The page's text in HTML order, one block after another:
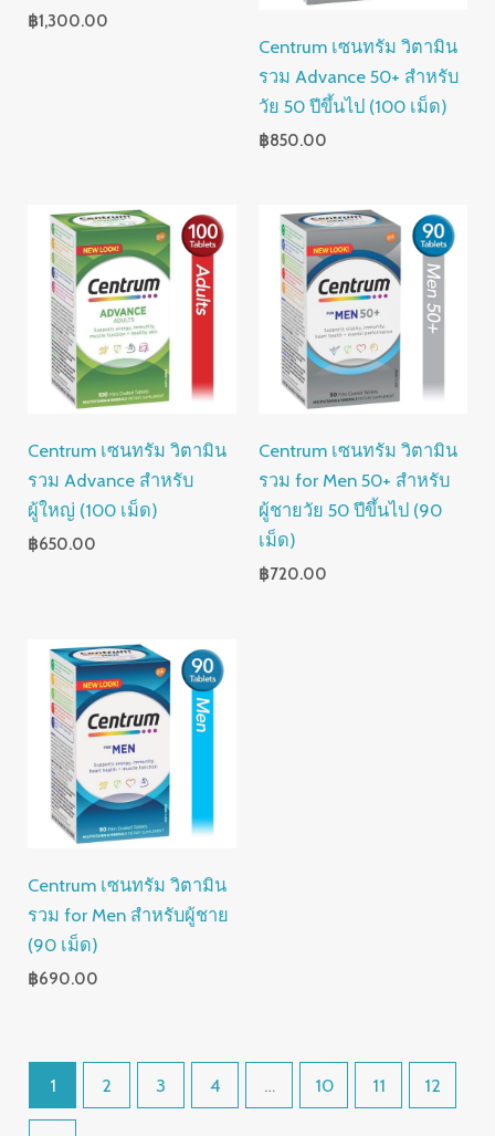
฿1,300.00
Centrum เซนทรัม วิตามิน
รวม Advance 50+ สำหรับ
วัย 50 ปีขึ้นไป (100 เม็ด)
฿850.00
Centrum เซนทรัม วิตามิน
รวม Advance สำหรับ
ผู้ใหญ่ (100 เม็ด)
฿650.00
Centrum เซนทรัม วิตามิน
รวม for Men 50+ สำหรับ
ผู้ชายวัย 50 ปีขึ้นไป (90
เม็ด)
฿720.00
Centrum เซนทรัม วิตามิน
รวม for Men สำหรับผู้ชาย
(90 เม็ด)
฿690.00
1 2 3 4 … 10 11 12